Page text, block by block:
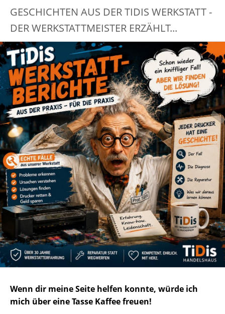
GESCHICHTEN AUS DER TIDIS WERKSTATT -
DER WERKSTATTMEISTER ERZÄHLT...
Wenn dir meine Seite helfen konnte, würde ich
mich über eine Tasse Kaffee freuen!